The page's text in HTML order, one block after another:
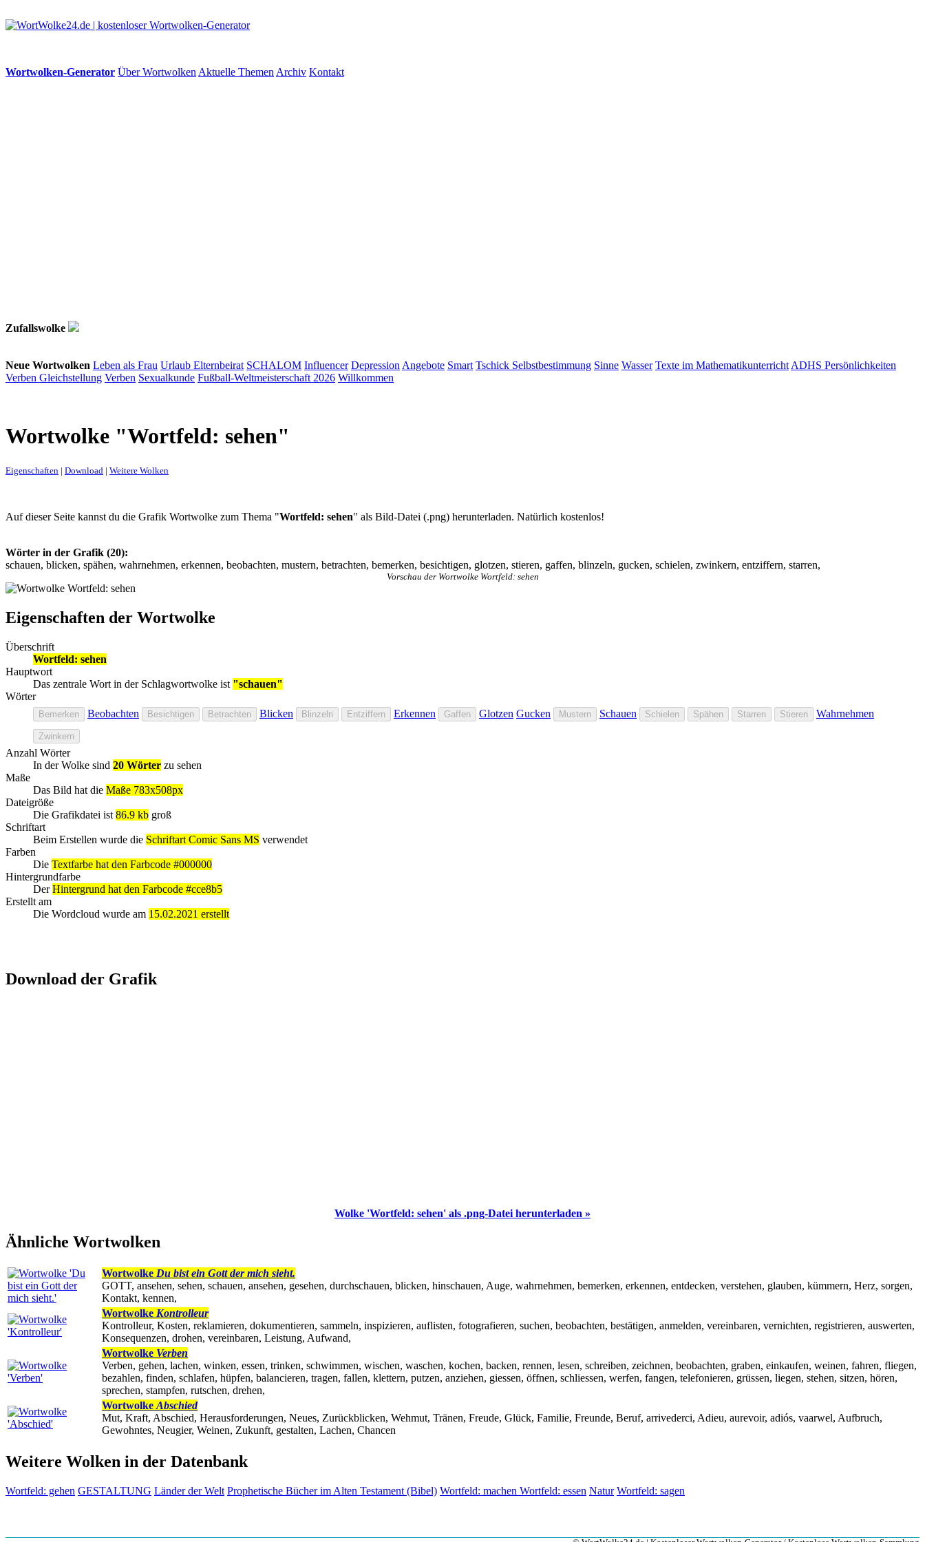
Wortwolken-Generator Über Wortwolken Aktuelle Themen Archiv Kontakt
Zufallswolke
Neue Wortwolken Leben als Frau Urlaub Elternbeirat SCHALOM Influencer Depression Angebote Smart Tschick Selbstbestimmung Sinne Wasser Texte im Mathematikunterricht ADHS Persönlichkeiten
Verben Gleichstellung Verben Sexualkunde Fußball-Weltmeisterschaft 2026 Willkommen
Wortwolke "Wortfeld: sehen"
Eigenschaften | Download | Weitere Wolken
Auf dieser Seite kannst du die Grafik Wortwolke zum Thema "Wortfeld: sehen" als Bild-Datei (.png) herunterladen. Natürlich kostenlos!
Wörter in der Grafik (20):
schauen, blicken, spähen, wahrnehmen, erkennen, beobachten, mustern, betrachten, bemerken, besichtigen, glotzen, stieren, gaffen, blinzeln, gucken, schielen, zwinkern, entziffern, starren,
Vorschau der Wortwolke Wortfeld: sehen
Eigenschaften der Wortwolke
Überschrift
Wortfeld: sehen
Hauptwort
Das zentrale Wort in der Schlagwortwolke ist "schauen"
Wörter
Bemerken Beobachten Besichtigen Betrachten Blicken Blinzeln Entziffern Erkennen Gaffen Glotzen Gucken Mustern Schauen Schielen Spähen Starren Stieren Wahrnehmen
Zwinkern
Anzahl Wörter
In der Wolke sind 20 Wörter zu sehen
Maße
Das Bild hat die Maße 783x508px
Dateigröße
Die Grafikdatei ist 86.9 kb groß
Schriftart
Beim Erstellen wurde die Schriftart Comic Sans MS verwendet
Farben
Die Textfarbe hat den Farbcode #000000
Hintergrundfarbe
DerHintergrund hat den Farbcode #cce8b5
Erstellt am
Die Wordcloud wurde am 15.02.2021 erstellt
Download der Grafik
Wolke 'Wortfeld: sehen' als .png-Datei herunterladen »
Ähnliche Wortwolken
Wortwolke Du bist ein Gott der mich sieht.
GOTT, ansehen, sehen, schauen, ansehen, gesehen, durchschauen, blicken, hinschauen, Auge, wahrnehmen, bemerken, erkennen, entdecken, verstehen, glauben, kümmern, Herz, sorgen,
Kontakt, kennen,
Wortwolke Kontrolleur
Kontrolleur, Kosten, reklamieren, dokumentieren, sammeln, inspizieren, auflisten, fotografieren, suchen, beobachten, bestätigen, anmelden, vereinbaren, vernichten, registrieren, auswerten,
Konsequenzen, drohen, vereinbaren, Leistung, Aufwand,
Wortwolke Verben
Verben, gehen, lachen, winken, essen, trinken, schwimmen, wischen, waschen, kochen, backen, rennen, lesen, schreiben, zeichnen, beobachten, graben, einkaufen, weinen, fahren, fliegen,
bezahlen, finden, schlafen, hüpfen, balancieren, tragen, fallen, klettern, putzen, anziehen, giessen, öffnen, schliessen, werfen, fangen, telefonieren, grüssen, liegen, stehen, sitzen, hören,
sprechen, stampfen, rutschen, drehen,
Wortwolke Abschied
Mut, Kraft, Abschied, Herausforderungen, Neues, Zurückblicken, Wehmut, Tränen, Freude, Glück, Familie, Freunde, Beruf, arrivederci, Adieu, aurevoir, adiós, vaarwel, Aufbruch,
Gewohntes, Neugier, Weinen, Zukunft, gestalten, Lachen, Chancen
Weitere Wolken in der Datenbank
Wortfeld: gehen GESTALTUNG Länder der Welt Prophetische Bücher im Alten Testament (Bibel) Wortfeld: machen Wortfeld: essen Natur Wortfeld: sagen